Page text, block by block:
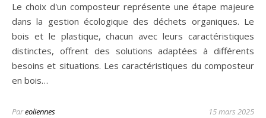
Le choix d'un composteur représente une étape majeure
dans la gestion écologique des déchets organiques. Le
bois et le plastique, chacun avec leurs caractéristiques
distinctes, offrent des solutions adaptées à différents
besoins et situations. Les caractéristiques du composteur
en bois…
Pareoliennes 15 mars 2025